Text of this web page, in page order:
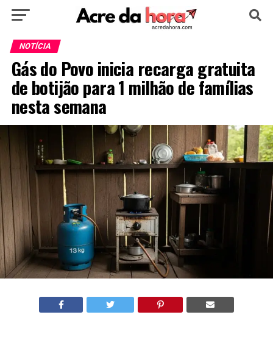
HOME
EDUCAÇÃO NOTÍCIA MUNDO
NOTÍCIA
Gás do Povo inicia recarga gratuita
de botijão para 1 milhão de famílias
nesta semana